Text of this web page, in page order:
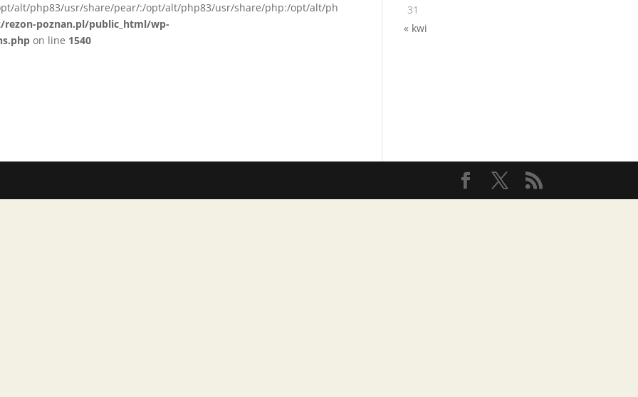
alt/php83/usr/share/pear/:/opt/alt/php83/usr/share/php:/opt/alt/ph
poznan.pl/public_html/wp-
on line 1540
31
« kwi